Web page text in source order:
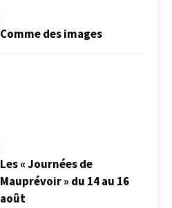
Comme des images
Les « Journées de
Mauprévoir » du 14 au 16
août